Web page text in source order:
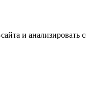
и анализировать